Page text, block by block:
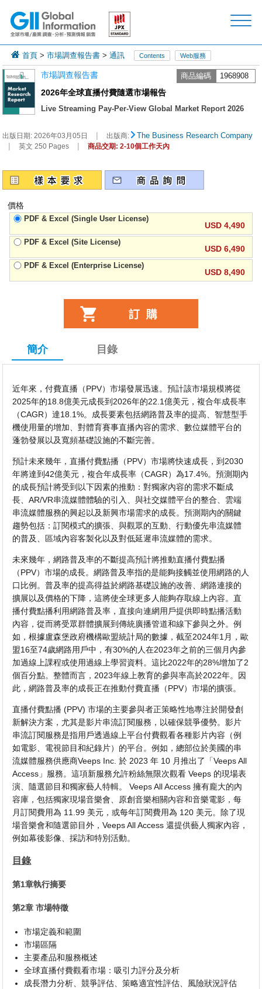
首頁 >市場調查報告書 >通訊 Contents Web服務
市場調查報告書 商品編碼 1968908
2026年全球直播付費隨選市場報告
Live Streaming Pay-Per-View Global Market Report 2026
出版日期:2026年03月05日 | 出版商: The Business Research Company
| 英文 250 Pages | 商品交期: 2-10個工作天內
價格
PDF & Excel (Single User License)
USD 4,490
PDF & Excel (Site License)
USD 6,490
PDF & Excel (Enterprise License)
USD 8,490
簡介 目錄
近年來，付費直播（PPV）市場發展迅速。預計該市場規模將從
2025年的18.8億美元成長到2026年的22.1億美元，複合年成長率
（CAGR）達18.1%。成長要素包括網路普及率的提高、智慧型手
機使用量的增加、對體育賽事直播內容的需求、數位媒體平台的
蓬勃發展以及寬頻基礎設施的不斷完善。
預計未來幾年，直播付費點播（PPV）市場將快速成長，到2030
年將達到42億美元，複合年成長率（CAGR）為17.4%。預測期內
的成長預計將受到以下因素的推動：對獨家內容的需求不斷成
長、AR/VR串流媒體體驗的引入、與社交媒體平台的整合、雲端
串流媒體服務的興起以及新興市場需求的成長。預測期內的關鍵
趨勢包括：訂閱模式的擴張、與觀眾的互動、行動優先串流媒體
的普及、區域內容客製化以及對低延遲串流媒體的需求。
未來幾年，網路普及率的不斷提高預計將推動直播付費點播
（PPV）市場的成長。網路普及率指的是能夠接觸並使用網路的人
口比例。普及率的提高得益於網路基礎設施的改善、網路連接的
擴展以及價格的下降，這將使全球更多人能夠存取線上內容。直
播付費點播利用網路普及率，直接向連網用戶提供即時點播活動
內容，從而將受眾群體擴展到傳統廣播管道和線下參與之外。例
如，根據盧森堡政府機構歐盟統計局的數據，截至2024年1月，歐
盟16至74歲網路用戶中，有30%的人在2023年之前的三個月內參
加過線上課程或使用過線上學習資料。這比2022年的28%增加了2
個百分點。整體而言，2023年線上教育的參與率高於2022年。因
此，網路普及率的成長正在推動付費直播（PPV）市場的擴張。
直播付費點播 (PPV) 市場的主要參與者正策略性地專注於開發創
新解決方案，尤其是影片串流訂閱服務，以確保競爭優勢。影片
串流訂閱服務是指用戶透過線上平台付費觀看各種影片內容（例
如電影、電視節目和紀錄片）的平台。例如，總部位於美國的串
流媒體服務供應商Veeps Inc. 於 2023 年 10 月推出了「Veeps All
Access」服務。這項新服務允許粉絲無限次觀看 Veeps 的現場表
演、隨選節目和獨家藝人特輯。 Veeps All Access 擁有龐大的內
容庫，包括獨家現場音樂會、原創音樂相關內容和音樂電影，每
月訂閱費用為 11.99 美元，或每年訂閱費用為 120 美元。除了現
場音樂會和隨選節目外，Veeps All Access 還提供藝人獨家內容，
例如幕後影像、採訪和特別活動。
目錄
第1章執行摘要
第2章 市場特徵
市場定義和範圍
市場區隔
主要產品和服務概述
全球直播付費觀看市場：吸引力評分及分析
成長潛力分析、競爭評估、策略適宜性評估、風險狀況評估